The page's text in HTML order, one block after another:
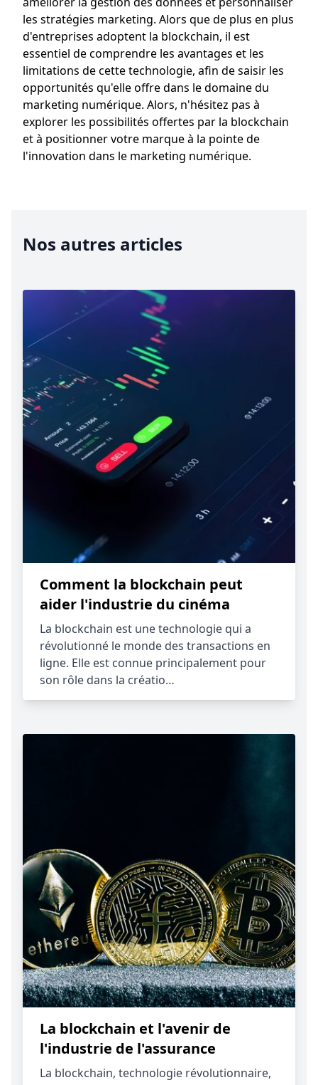
les stratégies marketing. Alors que de plus en plus
d'entreprises adoptent la blockchain, il est
essentiel de comprendre les avantages et les
limitations de cette technologie, afin de saisir les
opportunités qu'elle offre dans le domaine du
marketing numérique. Alors, n'hésitez pas à
explorer les possibilités offertes par la blockchain
et à positionner votre marque à la pointe de
l'innovation dans le marketing numérique.
Nos autres articles
Comment la blockchain peut
aider l'industrie du cinéma
La blockchain est une technologie qui a
révolutionné le monde des transactions en
ligne. Elle est connue principalement pour
son rôle dans la créatio…
La blockchain et l'avenir de
l'industrie de l'assurance
La blockchain, technologie révolutionnaire,